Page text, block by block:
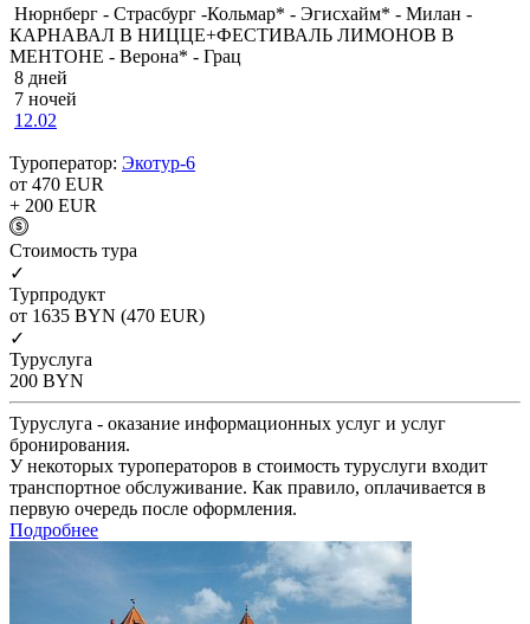
Нюрнберг - Страсбург -Кольмар* - Эгисхайм* - Милан -
КАРНАВАЛ В НИЦЦЕ+ФЕСТИВАЛЬ ЛИМОНОВ В
МЕНТОНЕ - Верона* - Грац
8 дней
7 ночей
12.02
Туроператор: Экотур-6
от 470 EUR
+ 200 EUR
Cтоимость тура
✓
Турпродукт
от 1635 BYN (470 EUR)
✓
Туруслуга
200 BYN
Туруслуга - оказание информационных услуг и услуг
бронирования.
У некоторых туроператоров в стоимость туруслуги входит
транспортное обслуживание. Как правило, оплачивается в
первую очередь после оформления.
Подробнее